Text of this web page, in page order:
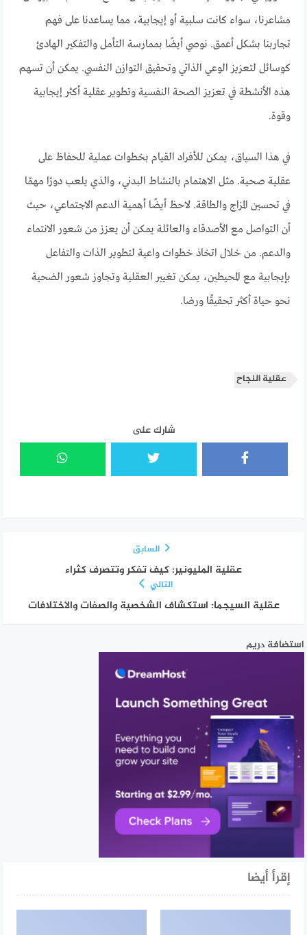
مشاعرنا، سواء كانت سلبية أو إيجابية، مما يساعدنا على فهم
تجاربنا بشكل أعمق. نوصي أيضًا بممارسة التأمل والتفكير الهادئ
كوسائل لتعزيز الوعي الذاتي وتحقيق التوازن النفسي. يمكن أن تسهم
هذه الأنشطة في تعزيز الصحة النفسية وتطوير عقلية أكثر إيجابية
وقوة.
في هذا السياق، يمكن للأفراد القيام بخطوات عملية للحفاظ على
عقلية صحية. مثل الاهتمام بالنشاط البدني، والذي يلعب دورًا مهمًا
في تحسين المزاج والطاقة. لاحظ أيضًا أهمية الدعم الاجتماعي، حيث
أن التواصل مع الأصدقاء والعائلة يمكن أن يعزز من شعور الانتماء
والدعم. من خلال اتخاذ خطوات واعية لتطوير الذات والتفاعل
بإيجابية مع المحيطين، يمكن تغيير العقلية وتجاوز شعور الضحية
نحو حياة أكثر تحقيقًا ورضا.
عقلية النجاح
شارك على
السابق
عقلية المليونير: كيف تفكر وتتصرف كثراء
التالي
عقلية السيجما: استكشاف الشخصية والصفات والاختلافات
استضافة دريم
إقرأ أيضا